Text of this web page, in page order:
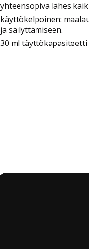
yhteensopiva lähes
käyttökelpoinen:
ja säilyttämiseen.
30 ml täyttökapasiteetti